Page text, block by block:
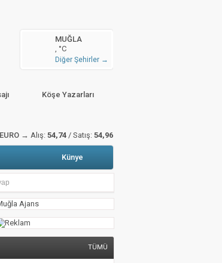
Hava Durumu
MUĞLA
, °C
Diğer Şehirler →
Köşe Yazarları
→ Alış: 54,74 / Satış: 54,96
Künye
TÜMÜ